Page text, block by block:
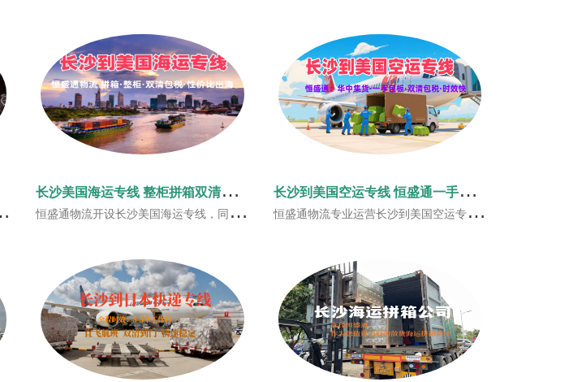
长
沙美国海运专线 整柜拼箱双清包税华中出海通道
恒盛通物流开设长沙美国海运专线，同城及周边上门揽货，中转衔接高效，船期稳固仓位充足，通达美西、美中、美东全境。一站式双清包税门到门服务，运价亲民时效平稳，适配湖南工贸货品、跨境电商出海运输。
长
沙到美国空运专线 恒盛通一手渠道双清包税时效快
恒盛通物流专业运营长沙到美国空运专线，支持长沙全境上门揽货，一手自营美线渠道，美西美中美东全线直达，可走普货、带电敏感货，双清包税门到门，时效稳定价格实惠，满足湖南外贸与跨境电商赴美发货需求。